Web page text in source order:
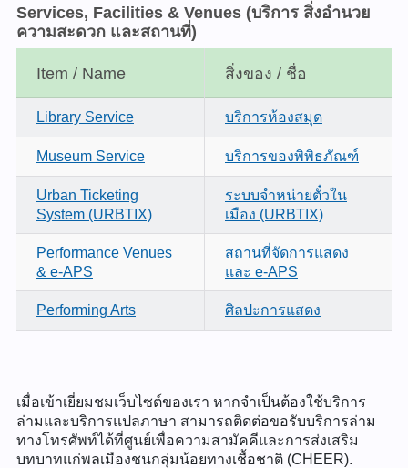
Services, Facilities & Venues (บริการ สิ่งอำนวย
ความสะดวก และสถานที่)
Item / Name สิ่งของ / ชื่อ
Library Service บริการห้องสมุด
Museum Service บริการของพิพิธภัณฑ์
Urban Ticketing
System (URBTIX)
ระบบจำหน่ายตั๋วใน
เมือง (URBTIX)
Performance Venues
& e-APS
สถานที่จัดการแสดง
และ e-APS
Performing Arts ศิลปะการแสดง
เมื่อเข้าเยี่ยมชมเว็บไซต์ของเรา หากจำเป็นต้องใช้บริการ
ล่ามและบริการแปลภาษา สามารถติดต่อขอรับบริการล่าม
ทางโทรศัพท์ได้ที่ศูนย์เพื่อความสามัคคีและการส่งเสริม
บทบาทแก่พลเมืองชนกลุ่มน้อยทางเชื้อชาติ (CHEER).